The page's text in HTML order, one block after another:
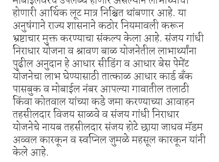
होणारी आर्थिक लूट मात्र निश्चित थांबणार आहे. या
अनुषंगाने राज्य शासनाने कठोर नियमावली करून
भ्रष्टाचार मुक्त करण्याचा संकल्प केला आहे. संजय गांधी
निराधार योजना व श्रावण बाळ योजनेतील लाभार्थ्यांना
पुढील अनुदान हे आधार सीडिंग व आधार बेस पेमेंट
योजनेचा लाभ घेण्यासाठी तात्काळ आधार कार्ड बँक
पासबुक व मोबाईल नंबर आपल्या गावातील तलाठी
किंवा कोतवाल यांच्या कडे जमा करण्याच्या आवाहन
तहसीलदार विजय साळवे व संजय गांधी निराधार
योजनेचे नायब तहसीलदार संजय होटे छाया जाधव मॅडम
अव्वल कारकून व स्वप्निल जुमळे महसूल कारकून यांनी
केले आहे.